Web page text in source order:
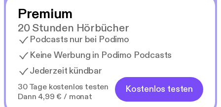
Premium
20 Stunden Hörbücher
Podcasts nur bei Podimo
Keine Werbung in Podimo Podcasts
Jederzeit kündbar
30 Tage kostenlos testen
Dann 4,99 € / monat
Kostenlos testen